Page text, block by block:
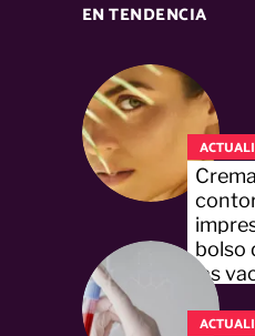
EN TENDENCIA
bolso
las